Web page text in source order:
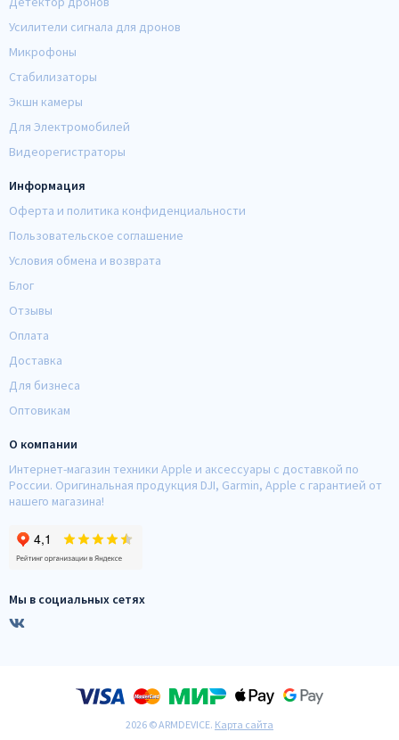
Усилители сигнала для дронов
Микрофоны
Стабилизаторы
Экшн камеры
Для Электромобилей
Видеорегистраторы
Информация
Оферта и политика конфиденциальности
Пользовательское соглашение
Условия обмена и возврата
Блог
Отзывы
Оплата
Доставка
Для бизнеса
Оптовикам
О компании
Интернет-магазин техники Apple и аксессуары с доставкой по
России. Оригинальная продукция DJI, Garmin, Apple с гарантией от
нашего магазина!
Мы в социальных сетях
2026 © ARMDEVICE. Карта сайта